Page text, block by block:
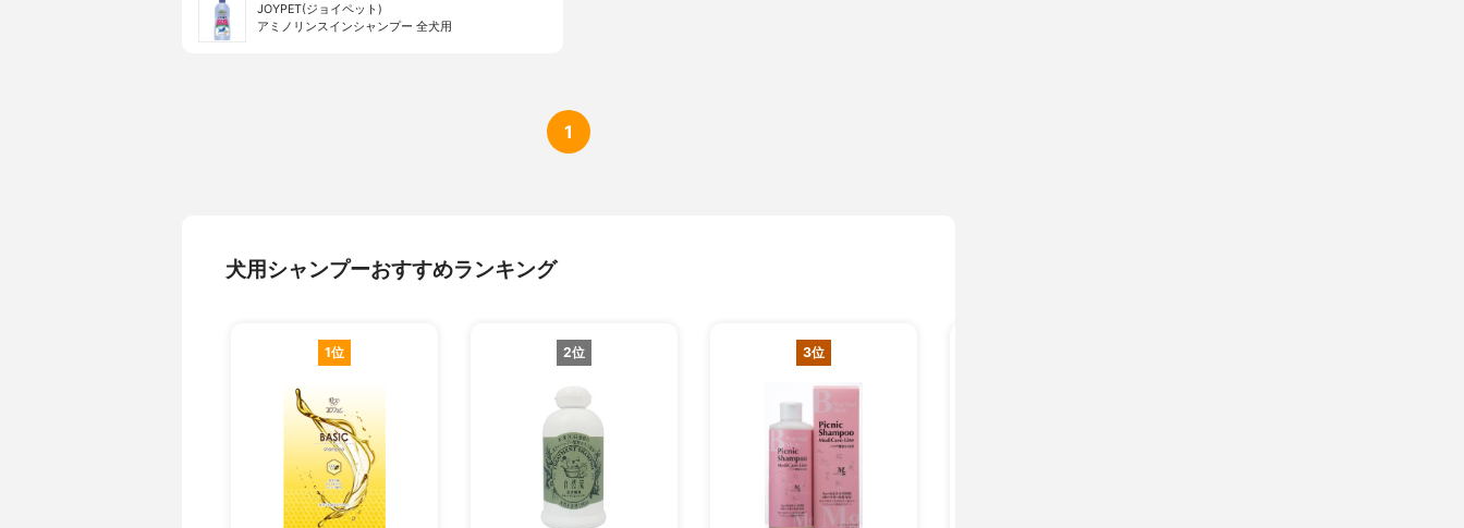
JOYPET(ジョイペット)
アミノリンスインシャンプー 全犬用
1
犬用シャンプーおすすめランキング
1位 2位 3位